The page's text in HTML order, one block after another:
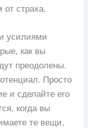
страха.
усилиями
как вы
преодолены.
Просто
и сделайте его
когда вы
те вещи,